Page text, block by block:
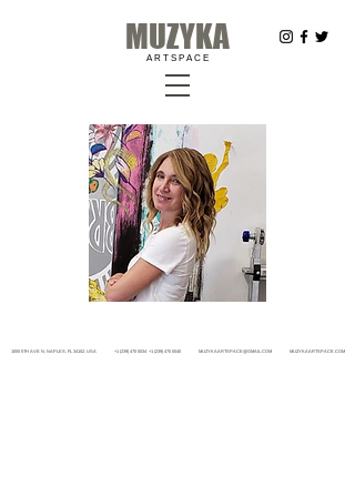
MUZYKA
A R T S P A C E
1055 5TH AVE N, NAPLES, FL 34102, USA +1 (239) 470 0034 +1 (239) 470 0040 MUZYKAARTSPACE@GMAIL.COMMUZYKAARTSPACE.COM